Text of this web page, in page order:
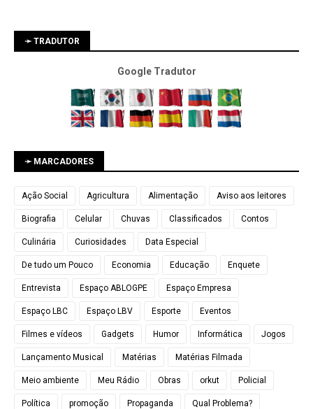
➛ TRADUTOR
Google Tradutor
➛ MARCADORES
Ação Social Agricultura Alimentação Aviso aos leitores
Biografia Celular Chuvas Classificados Contos
Culinária Curiosidades Data Especial
De tudo um Pouco Economia Educação Enquete
Entrevista Espaço ABLOGPE Espaço Empresa
Espaço LBC Espaço LBV Esporte Eventos
Filmes e vídeos Gadgets Humor Informática Jogos
Lançamento Musical Matérias Matérias Filmada
Meio ambiente Meu Rádio Obras orkut Policial
Política promoção Propaganda Qual Problema?